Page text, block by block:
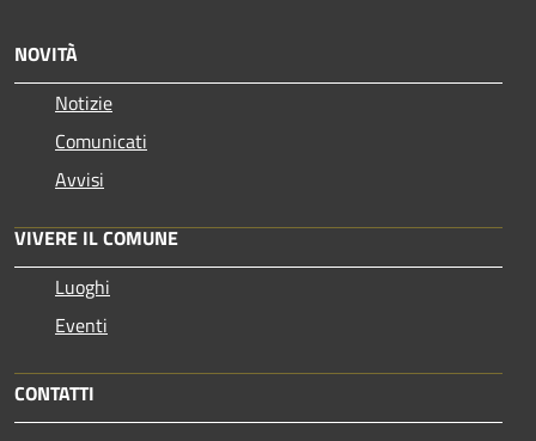
NOVITÀ
Notizie
Comunicati
Avvisi
VIVERE IL COMUNE
Luoghi
Eventi
CONTATTI